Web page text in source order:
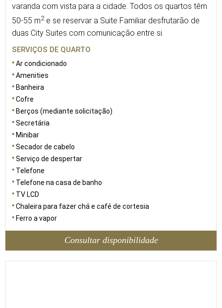
varanda com vista para a cidade. Todos os quartos têm
50-55 m2e se reservar a Suite Familiar desfrutarão de
duas City Suites com comunicação entre si.
SERVIÇOS DE QUARTO
Ar condicionado
Amenities
Banheira
Cofre
Berços (mediante solicitação)
Secretária
Minibar
Secador de cabelo
Serviço de despertar
Telefone
Telefone na casa de banho
TV LCD
Chaleira para fazer chá e café de cortesia
Ferro a vapor
Consultar disponibilidade